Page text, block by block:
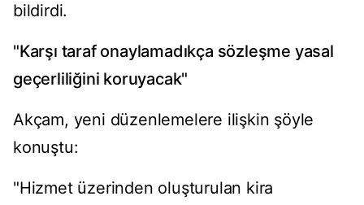
bildirdi.
"Karşı taraf onaylamadıkça sözleşme yasal
geçerliliğini koruyacak"
Akçam, yeni düzenlemelere ilişkin şöyle
konuştu:
"Hizmet üzerinden oluşturulan kira